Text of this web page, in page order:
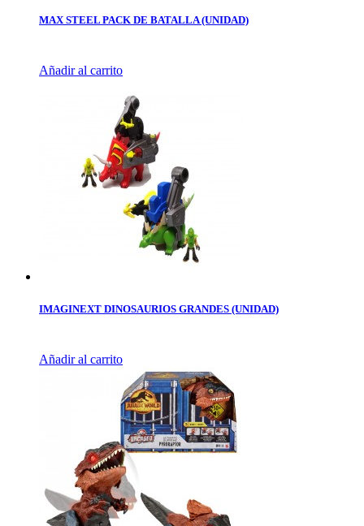
MAX STEEL PACK DE BATALLA (UNIDAD)
Añadir al carrito
IMAGINEXT DINOSAURIOS GRANDES (UNIDAD)
Añadir al carrito